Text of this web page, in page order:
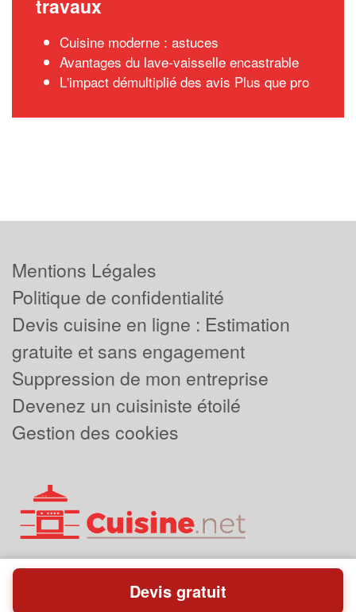
travaux
Cuisine moderne : astuces
Avantages du lave-vaisselle encastrable
L'impact démultiplié des avis Plus que pro
Mentions Légales
Politique de confidentialité
Devis cuisine en ligne : Estimation
gratuite et sans engagement
Suppression de mon entreprise
Devenez un cuisiniste étoilé
Gestion des cookies
Powered byPlus que pro
Devis gratuit